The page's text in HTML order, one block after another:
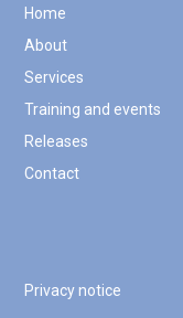
Home
About
Services
Training and events
Releases
Contact
Privacy notice